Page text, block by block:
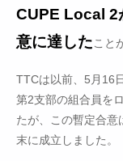
CUPE Local 2
意に達したこと
TTCは以前、5月16
第2支部の組合員を
たが、この暫定合意
末に成立しました。